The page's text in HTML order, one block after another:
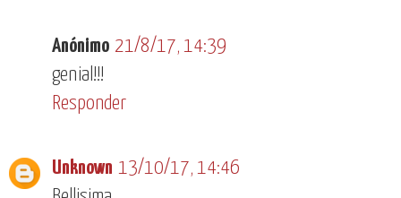
Anónimo 21/8/17, 14:39
genial!!!
Responder
Unknown 13/10/17, 14:46